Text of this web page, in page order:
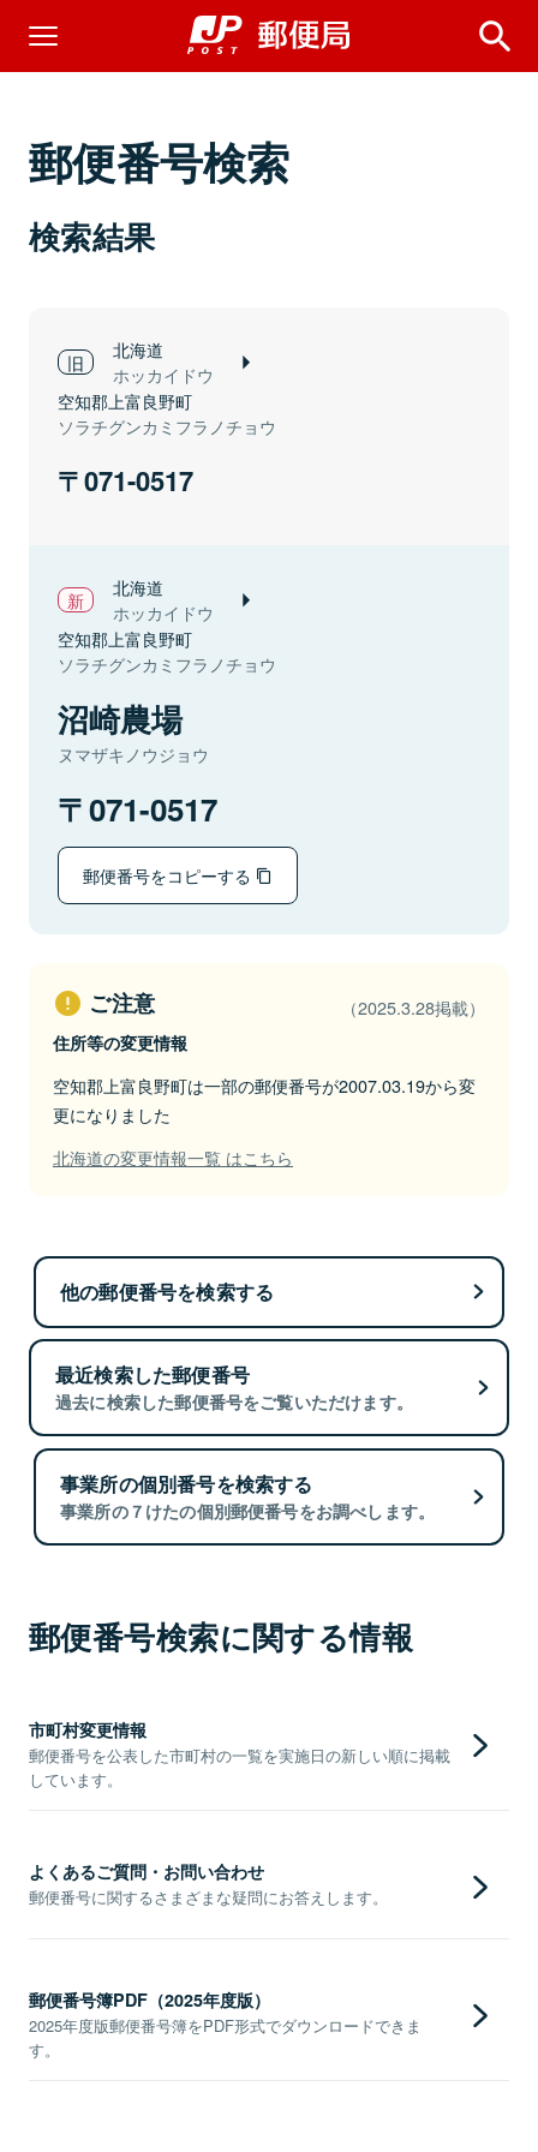
郵便番号検索
検索結果
北海道
ホッカイドウ
空知郡上富良野町
ソラチグンカミフラノチョウ
071-0517
北海道
ホッカイドウ
空知郡上富良野町
ソラチグンカミフラノチョウ
沼崎農場
ヌマザキノウジョウ
071-0517
郵便番号をコピーする
ご注意 （2025.3.28掲載）
住所等の変更情報
空知郡上富良野町は一部の郵便番号が2007.03.19から変
更になりました
北海道の変更情報一覧 はこちら
他の郵便番号を検索する
最近検索した郵便番号
過去に検索した郵便番号をご覧いただけます。
事業所の個別番号を検索する
事業所の７けたの個別郵便番号をお調べします。
郵便番号検索に関する情報
市町村変更情報
郵便番号を公表した市町村の一覧を実施日の新しい順に掲載
しています。
よくあるご質問・お問い合わせ
郵便番号に関するさまざまな疑問にお答えします。
郵便番号簿PDF（2025年度版）
2025年度版郵便番号簿をPDF形式でダウンロードできま
す。